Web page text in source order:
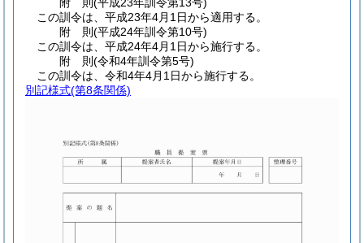
この訓令は、平成23年4月1日から適用する。
附 則(平成24年訓令第10号)
この訓令は、平成24年4月1日から施行する。
附 則(令和4年訓令第5号)
この訓令は、令和4年4月1日から施行する。
別記様式(第8条関係)